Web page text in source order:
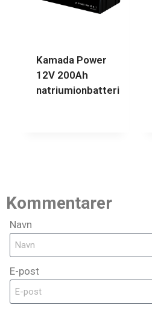
Kamada Power
12V 200Ah
natriumionbatteri
Kommentarer
Navn
E-post